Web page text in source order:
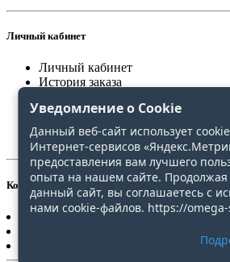
Личный кабинет
Личный кабинет
История заказа
Сравнение
Контакты
+7(4212)20-30-31
Уведомление о Cookie
Данный веб-сайт использует
Интернет-сервисов
предоставления вам лучшего
опыта на нашем сайте. Продолжая
данный сайт, вы соглашаетесь с
нами cookie-файлов. https://